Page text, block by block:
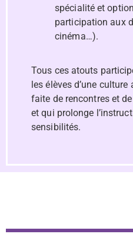
spécialité et
participation aux
cinéma…).
Tous ces atouts
les élèves d’une
faite de rencontres et
et qui prolonge
sensibilités.